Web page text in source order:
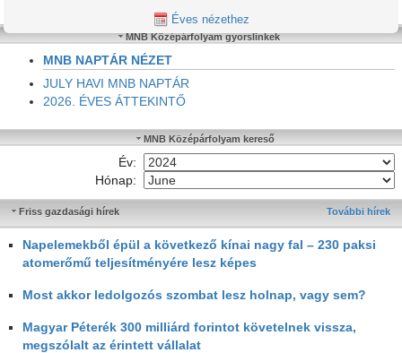
Éves nézethez
MNB Középárfolyam gyorslinkek
MNB NAPTÁR NÉZET
JULY HAVI MNB NAPTÁR
2026. ÉVES ÁTTEKINTŐ
MNB Középárfolyam kereső
Év:
Hónap:
Friss gazdasági hírek További hírek
Napelemekből épül a következő kínai nagy fal – 230 paksi
atomerőmű teljesítményére lesz képes
Most akkor ledolgozós szombat lesz holnap, vagy sem?
Magyar Péterék 300 milliárd forintot követelnek vissza,
megszólalt az érintett vállalat